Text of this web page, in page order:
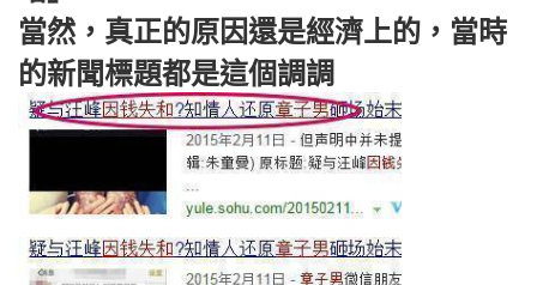
當然，真正的原因還是經濟上的，當時
的新聞標題都是這個調調